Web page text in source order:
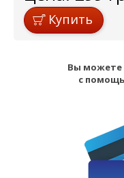
Купить
Вы можете
с